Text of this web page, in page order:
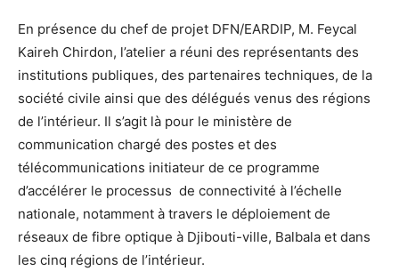
En présence du chef de projet DFN/EARDIP, M. Feycal
Kaireh Chirdon, l’atelier a réuni des représentants des
institutions publiques, des partenaires techniques, de la
société civile ainsi que des délégués venus des régions
de l’intérieur. Il s’agit là pour le ministère de
communication chargé des postes et des
télécommunications initiateur de ce programme
d’accélérer le processus de connectivité à l’échelle
nationale, notamment à travers le déploiement de
réseaux de fibre optique à Djibouti-ville, Balbala et dans
les cinq régions de l’intérieur.